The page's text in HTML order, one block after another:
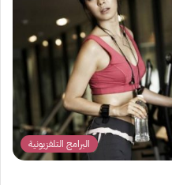
البرامج التلفزيونية